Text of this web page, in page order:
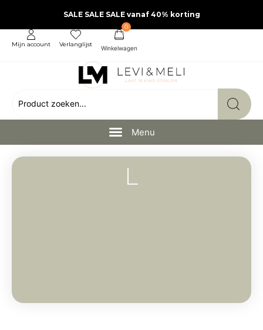
SALE SALE SALE vanaf 40% korting
Mijn account Verlanglijst
0
L